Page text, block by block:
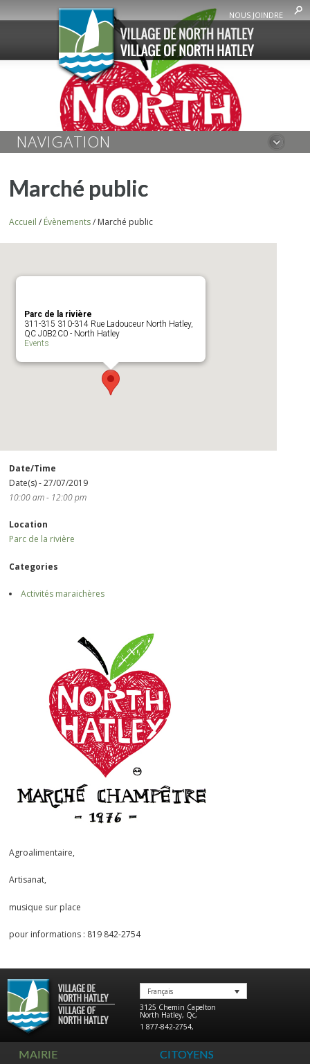
NOUS JOINDRE
NAVIGATION
Marché public
Accueil / Évènements/ Marché public
Parc de la rivière
311-315 310-314 Rue Ladouceur North Hatley,
QC J0B2C0 - North Hatley
Events
Date/Time
Date(s) - 27/07/2019
10:00 am - 12:00 pm
Location
Parc de la rivière
Categories
Activités maraichères
Agroalimentaire,
Artisanat,
musique sur place
pour informations : 819 842-2754
Français
3125 Chemin Capelton
North Hatley, Qc,
1 877-842-2754,
MAIRIE CITOYENS